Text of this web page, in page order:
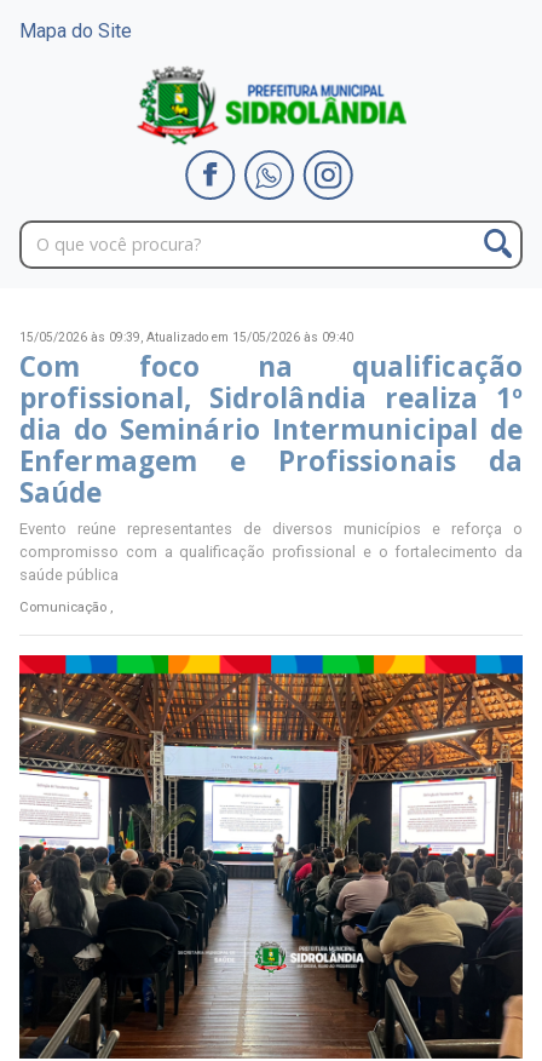
Mapa do Site
15/05/2026 às 09:39, Atualizado em 15/05/2026 às 09:40
Com foco na qualificação
profissional, Sidrolândia realiza 1º
dia do Seminário Intermunicipal de
Enfermagem e Profissionais da
Saúde
Evento reúne representantes de diversos municípios e reforça o
compromisso com a qualificação profissional e o fortalecimento da
saúde pública
Comunicação ,